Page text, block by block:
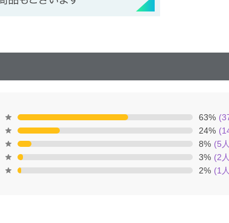
63% (
24% (
8% (5
3% (2
2% (1